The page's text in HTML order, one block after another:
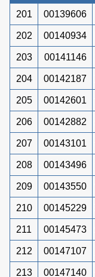
201 00139606
202 00140934
203 00141146
204 00142187
205 00142601
206 00142882
207 00143101
208 00143496
209 00143550
210 00145229
211 00145473
212 00147107
213 00147140